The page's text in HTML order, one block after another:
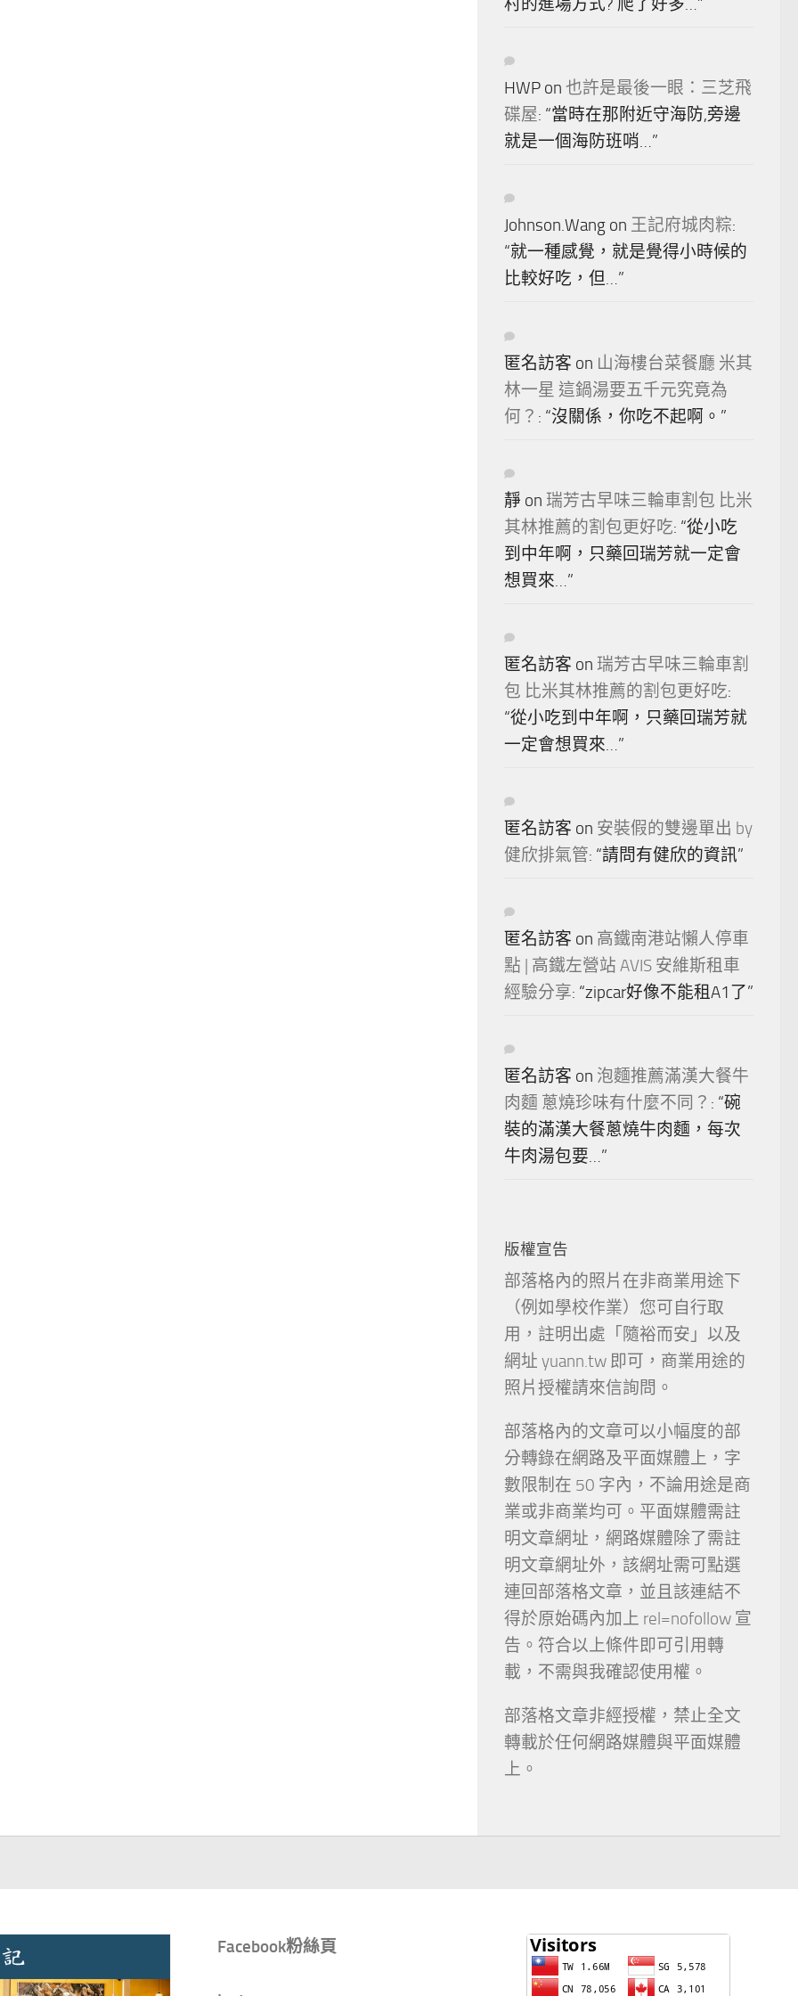
村的進場方式? 爬了好多…”
HWP on 也許是最後一眼：三芝飛
碟屋: “當時在那附近守海防,旁邊
就是一個海防班哨…”
Johnson.Wang on 王記府城肉粽:
“就一種感覺，就是覺得小時候的
比較好吃，但…”
匿名訪客 on 山海樓台菜餐廳 米其
林一星 這鍋湯要五千元究竟為
何？ : “沒關係，你吃不起啊。 ”
靜 on 瑞芳古早味三輪車割包 比米
其林推薦的割包更好吃: “從小吃
到中年啊，只藥回瑞芳就一定會
想買來…”
匿名訪客 on 瑞芳古早味三輪車割
包 比米其林推薦的割包更好吃:
“從小吃到中年啊，只藥回瑞芳就
一定會想買來…”
匿名訪客 on 安裝假的雙邊單出 by
健欣排氣管: “請問有健欣的資訊”
匿名訪客 on 高鐵南港站懶人停車
點 | 高鐵左營站 AVIS 安維斯租車
經驗分享: “zipcar好像不能租A1了”
匿名訪客 on 泡麵推薦滿漢大餐牛
肉麵 蔥燒珍味有什麼不同？ : “碗
裝的滿漢大餐蔥燒牛肉麵，每次
牛肉湯包要…”
版權宣告
部落格內的照片在非商業用途下
（例如學校作業）您可自行取
用，註明出處「隨裕而安」以及
網址 yuann.tw 即可，商業用途的
照片授權請來信詢問。
部落格內的文章可以小幅度的部
分轉錄在網路及平面媒體上，字
數限制在 50 字內，不論用途是商
業或非商業均可。平面媒體需註
明文章網址，網路媒體除了需註
明文章網址外，該網址需可點選
連回部落格文章，並且該連結不
得於原始碼內加上 rel=nofollow 宣
告。符合以上條件即可引用轉
載，不需與我確認使用權。
部落格文章非經授權，禁止全文
轉載於任何網路媒體與平面媒體
上。
Facebook粉絲頁